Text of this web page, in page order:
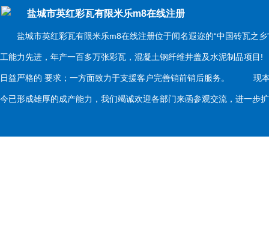
盐城市英红彩瓦有限米乐m8在线注册
盐城市英红彩瓦有限米乐m8在线注册位于闻名遐迩的“中国砖瓦之乡
工能力先进，年产一百多万张彩瓦，混凝土钢纤维井盖及水泥制品项
日益严格的 要求；一方面致力于支援客户完善销前销后服务。 现本
今已形成雄厚的成产能力，我们竭诚欢迎各部门来函参观交流，进一